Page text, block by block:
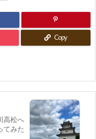
Copy
高松へ
てみた